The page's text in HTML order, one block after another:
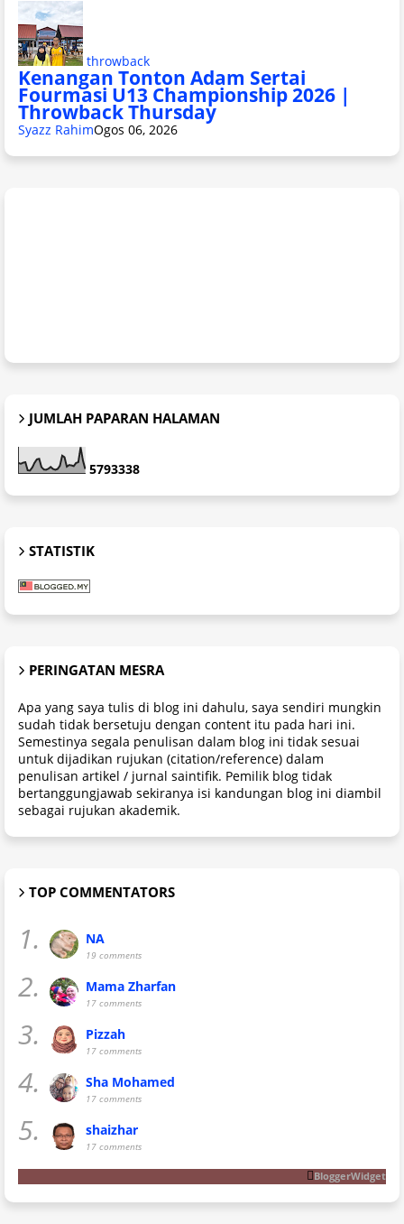
throwback
Kenangan Tonton Adam Sertai
Fourmasi U13 Championship 2026 |
Throwback Thursday
Syazz RahimOgos 06, 2026
JUMLAH PAPARAN HALAMAN
5793338
STATISTIK
PERINGATAN MESRA
Apa yang saya tulis di blog ini dahulu, saya sendiri mungkin
sudah tidak bersetuju dengan content itu pada hari ini.
Semestinya segala penulisan dalam blog ini tidak sesuai
untuk dijadikan rujukan (citation/reference) dalam
penulisan artikel / jurnal saintifik. Pemilik blog tidak
bertanggungjawab sekiranya isi kandungan blog ini diambil
sebagai rujukan akademik.
TOP COMMENTATORS
1. NA
19 comments
2. Mama Zharfan
17 comments
3. Pizzah
17 comments
4. Sha Mohamed
17 comments
5. shaizhar
17 comments
BloggerWidget